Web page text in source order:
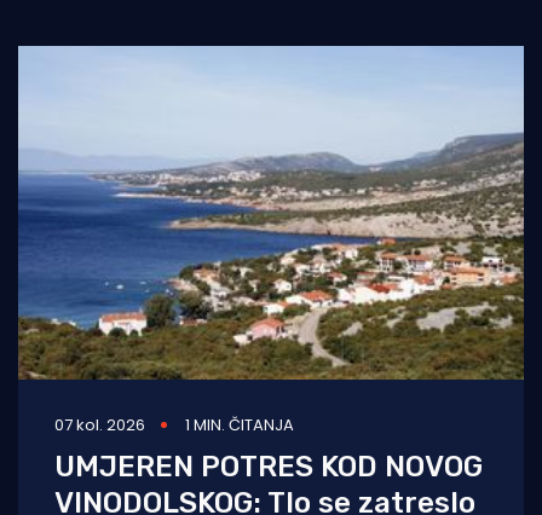
07 kol. 2026 1 MIN. ČITANJA
UMJEREN POTRES KOD NOVOG
VINODOLSKOG: Tlo se zatreslo